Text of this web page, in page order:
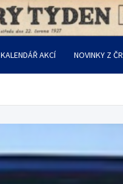
KALENDÁŘ AKCÍ NOVINKY Z ČR